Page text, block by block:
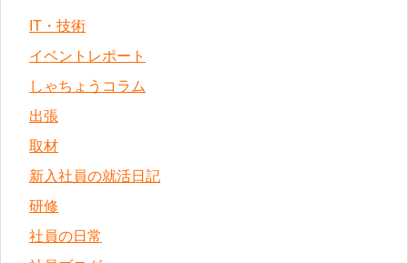
IT・技術
イベントレポート
しゃちょうコラム
出張
取材
新入社員の就活日記
研修
社員の日常